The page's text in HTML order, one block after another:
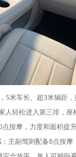
米车长、超3米轴距，
轻松进入第三排，
按摩，力度和面积提
主副驾则配备8点按